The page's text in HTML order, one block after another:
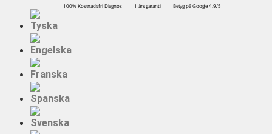
100% Kostnadsfri Diagnos 1 års garanti Betyg på Google 4,9/5